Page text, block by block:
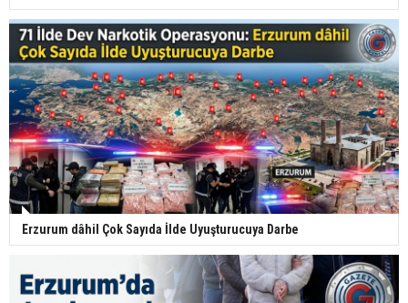
Erzurum dâhil Çok Sayıda İlde Uyuşturucuya Darbe